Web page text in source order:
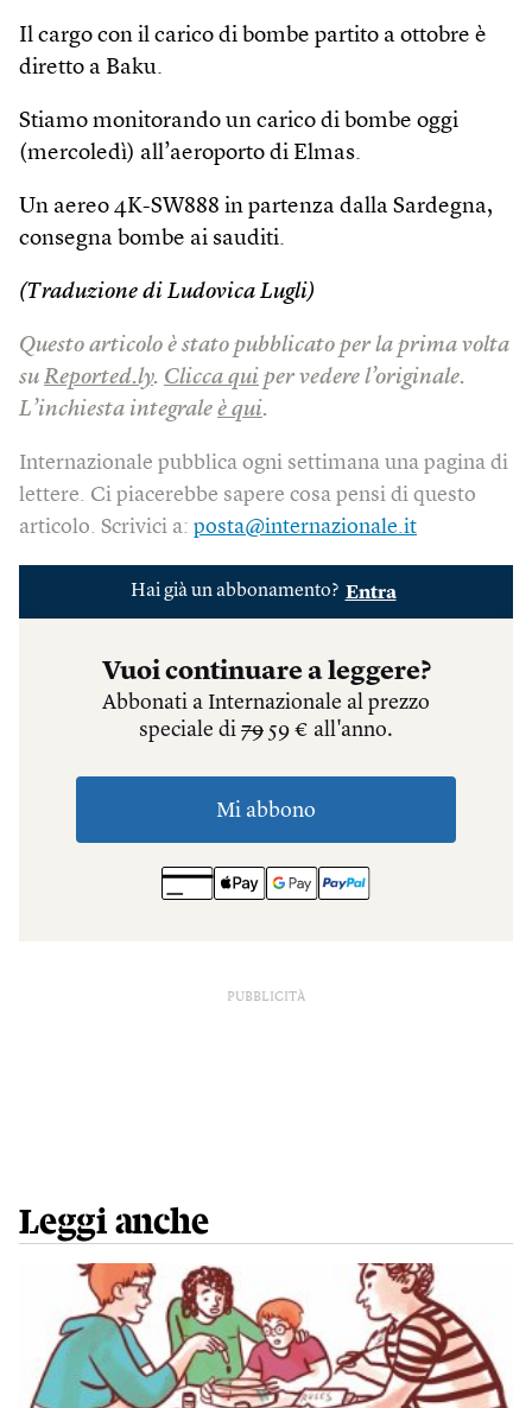
Il cargo con il carico di bombe partito a ottobre è
diretto a Baku.
Stiamo monitorando un carico di bombe oggi
(mercoledì) all’aeroporto di Elmas.
Un aereo 4K-SW888 in partenza dalla Sardegna,
consegna bombe ai sauditi.
(Traduzione di Ludovica Lugli)
Questo articolo è stato pubblicato per la prima volta
su Reported.ly. Clicca qui per vedere l’originale.
L’inchiesta integrale è qui.
Internazionale pubblica ogni settimana una pagina di
lettere. Ci piacerebbe sapere cosa pensi di questo
articolo. Scrivici a: posta@internazionale.it
PUBBLICITÀ
Leggi anche